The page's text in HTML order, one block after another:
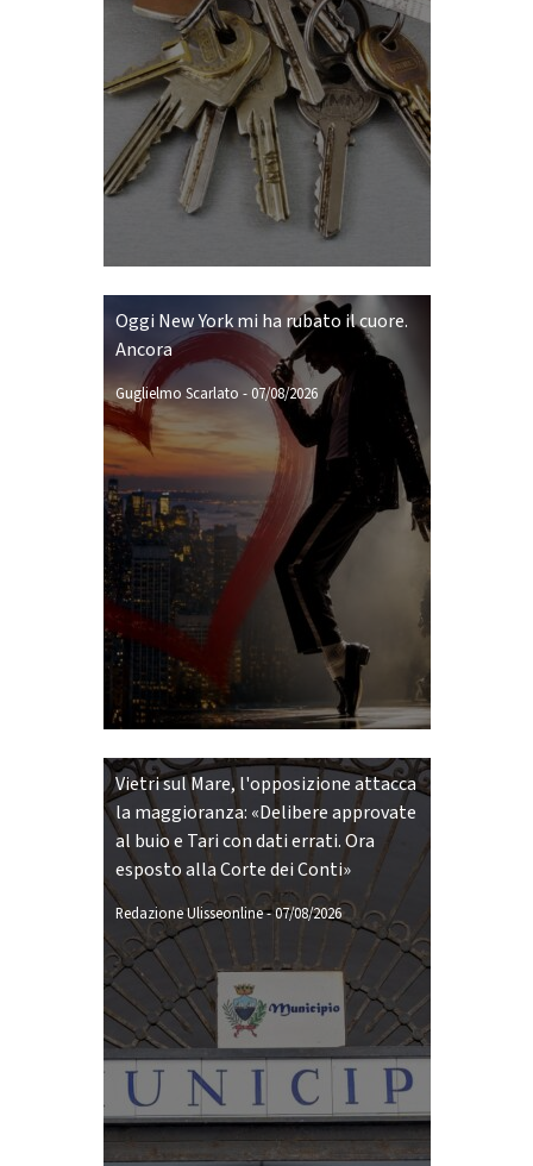
Oggi New York mi ha rubato il cuore.
Ancora
Guglielmo Scarlato -07/08/2026
Vietri sul Mare, l'opposizione attacca
la maggioranza: «Delibere approvate
al buio e Tari con dati errati. Ora
esposto alla Corte dei Conti»
Redazione Ulisseonline-07/08/2026